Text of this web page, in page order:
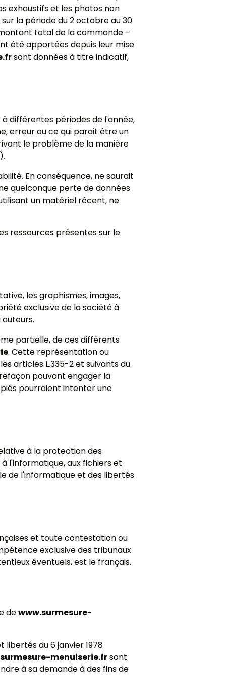
exhaustifs et les photos non
la période du 2 octobre au 30
total de la commande –
été apportées depuis leur mise
sont données à titre indicatif,
différentes périodes de l'année,
erreur ou ce qui parait être un
le problème de la manière
En conséquence, ne saurait
quelconque perte de données
un matériel récent, ne
ressources présentes sur le
les graphismes, images,
exclusive de la société à
partielle, de ces différents
. Cette représentation ou
articles L.335-2 et suivants du
pouvant engager la
pourraient intenter une
à la protection des
l'informatique, aux fichiers et
de l'informatique et des libertés
et toute contestation ou
exclusive des tribunaux
éventuels, est le français.
dewww.surmesure-
du 6 janvier 1978
menuiserie.frsont
à sa demande à des fins de